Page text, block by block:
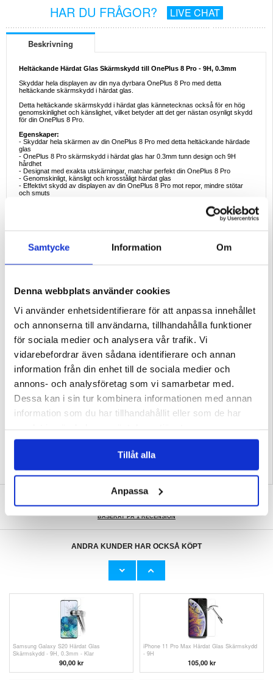
Samtycke Information Om
Denna webbplats använder cookies
Vi använder enhetsidentifierare för att anpassa innehållet
och annonserna till användarna, tillhandahålla funktioner
för sociala medier och analysera vår trafik. Vi
vidarebefordrar även sådana identifierare och annan
information från din enhet till de sociala medier och
annons- och analysföretag som vi samarbetar med.
Dessa kan i sin tur kombinera informationen med annan
information som du har tillhandahållit eller som de har
Tillåt alla
Anpassa
HAR DU FRÅGOR? LIVE CHAT
Beskrivning
Heltäckande Härdat Glas Skärmskydd till OnePlus 8 Pro - 9H, 0.3mm
Skyddar hela displayen av din nya dyrbara OnePlus 8 Pro med detta
heltäckande skärmskydd i härdat glas.
Detta heltäckande skärmskydd i härdat glas kännetecknas också för en hög
genomskinlighet och känslighet, vilket betyder att det ger nästan osynligt skydd
för din OnePlus 8 Pro.
Egenskaper:
- Skyddar hela skärmen av din OnePlus 8 Pro med detta heltäckande härdade
glas
- OnePlus 8 Pro skärmskydd i härdat glas har 0.3mm tunn design och 9H
hårdhet
- Designat med exakta utskärningar, matchar perfekt din OnePlus 8 Pro
- Genomskinligt, känsligt och krosståligt härdat glas
- Effektivt skydd av displayen av din OnePlus 8 Pro mot repor, mindre stötar
och smuts
Recension:
MAGDALENA HORBACZEWSKA
15.04.2021
Inte nöjd.
Skärmen fungerar inte bra. Svårt att skriva, even den här
kommentaren.Rekommenderas inte.Lång leveranstid.
SKRIV EN RECENSION
BASERAT PÅ 1 RECENSION
ANDRA KUNDER HAR OCKSÅ KÖPT
Prio 3D iPhone XR / iPhone 11 Härdat Glas
Samsung Galaxy S20 Härdat Glas
Skärmskydd - 9H, 0.3mm - Klar
90,00 kr
iPhone 11 Pro Max Härdat Glas Skärmskydd
- 9H
105,00 kr